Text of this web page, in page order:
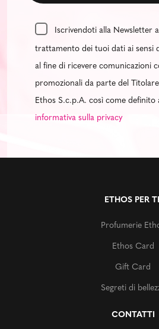
Iscrivendoti alla Newsletter
trattamento dei tuoi dati ai sensi
al fine di ricevere comunicazioni
promozionali da parte del
Ethos S.c.p.A. così come
informativa sulla privacy
ETHOS PER
Profumerie
Ethos Card
Gift Card
Segreti di
CONTATTI